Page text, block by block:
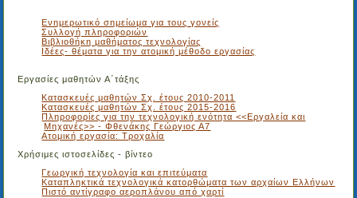
Ενημερωτικό σημείωμα για τους γονείς
Συλλογή πληροφοριών
Βιβλιοθήκη μαθήματος τεχνολογίας
Ιδέες- θέματα για την ατομική μέθοδο εργασίας
Εργασίες μαθητών Α΄τάξης
Κατασκευές μαθητών Σχ. έτους 2010-2011
Κατασκευές μαθητών Σχ. έτους 2015-2016
Πληροφορίες για την τεχνολογική ενότητα <<Εργαλεία και
Μηχανές>> - Φθενάκης Γεώργιος Α7
Ατομική εργασία: Τροχαλία
Χρήσιμες ιστοσελίδες - βίντεο
Γεωργική τεχνολογία και επιτεύματα
Καταπληκτικά τεχνολογικά κατορθώματα των αρχαίων Ελλήνων
Πιστό αντίγραφο αεροπλάνου από χαρτί